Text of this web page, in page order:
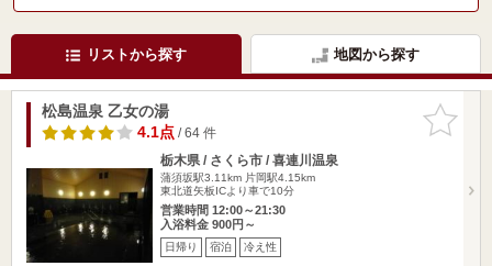
リストから探す 地図から探す
お気に入
りに追加
松島温泉 乙女の湯
4.1点/ 64 件
栃木県 / さくら市 / 喜連川温泉
蒲須坂駅3.11km 片岡駅4.15km
東北道矢板ICより車で10分
営業時間 12:00～21:30
入浴料金 900円～
日帰り 宿泊 冷え性